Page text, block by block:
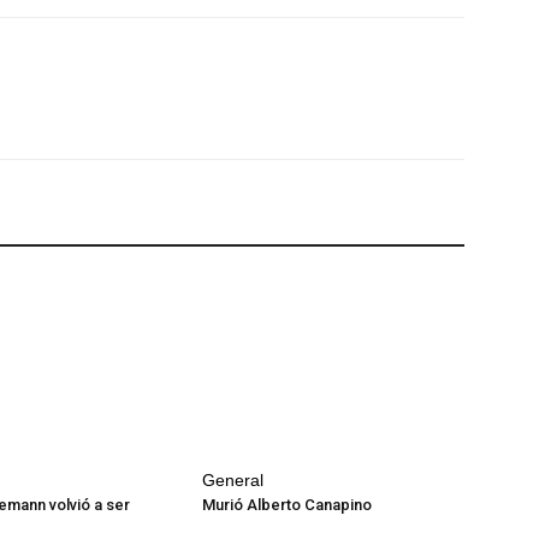
volvió a ser
General
Murió Alberto Canapino